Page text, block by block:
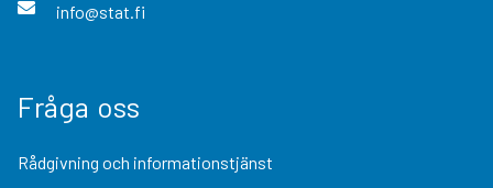
info@stat.fi
Fråga oss
Rådgivning och informationstjänst